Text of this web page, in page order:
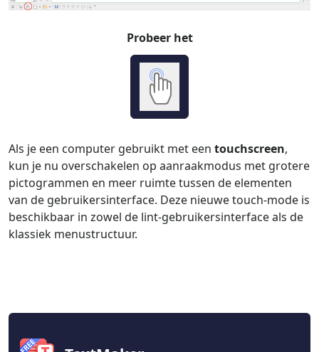
Probeer het
Als je een computer gebruikt met een touchscreen,
kun je nu overschakelen op aanraakmodus met grotere
pictogrammen en meer ruimte tussen de elementen
van de gebruikersinterface. Deze nieuwe touch-mode is
beschikbaar in zowel de lint-gebruikersinterface als de
klassiek menustructuur.